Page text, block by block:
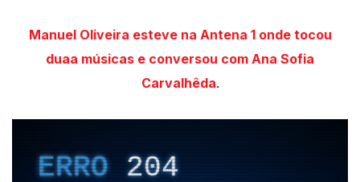
Manuel Oliveira esteve na Antena 1 onde tocou
duaa músicas e conversou com Ana Sofia
Carvalhêda.